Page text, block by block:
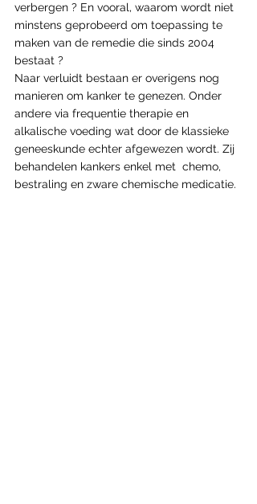
verbergen ? En vooral, waarom wordt niet
minstens geprobeerd om toepassing te
maken van de remedie die sinds 2004
bestaat ?
Naar verluidt bestaan er overigens nog
manieren om kanker te genezen. Onder
andere via frequentie therapie en
alkalische voeding wat door de klassieke
geneeskunde echter afgewezen wordt. Zij
behandelen kankers enkel met  chemo,
bestraling en zware chemische medicatie.